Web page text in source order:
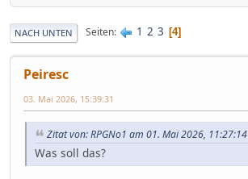
NACH UNTEN Seiten 1 2 3 4
Peiresc
03. Mai 2026, 15:39:31
Zitat von: RPGNo1 am 01. Mai 2026, 11:27:14
Was soll das?